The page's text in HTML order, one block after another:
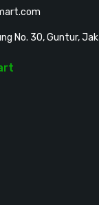
No. 30, Guntur,